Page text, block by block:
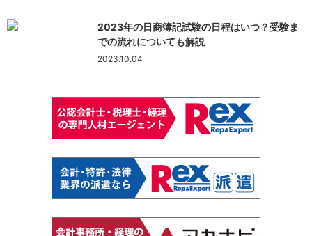
2023年の日商簿記試験の日程はいつ？受験ま
での流れについても解説
2023.10.04